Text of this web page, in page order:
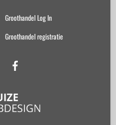
Groothandel Log In
Groothandel registratie